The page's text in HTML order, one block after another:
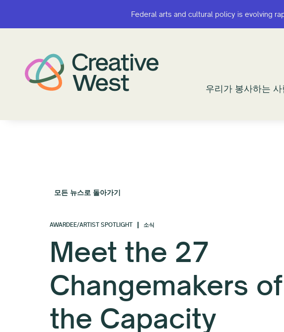
Federal arts and cultural policy is evolving
우리가 봉사하는
Federal arts and cultural policy is evolving
우리가 봉사하는
모든 뉴스로 돌아가기
AWARDEE/ARTIST SPOTLIGHT 소식
Meet the 27
Changemakers of
the Capacity